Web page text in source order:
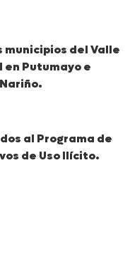
del Valle
en Putumayo e
al Programa de
de Uso Ilícito.